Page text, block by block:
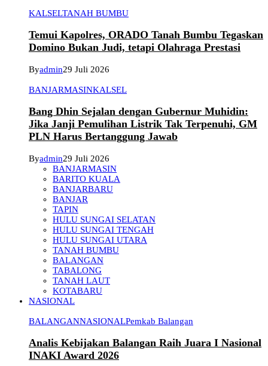
KALSELTANAH BUMBU
Temui Kapolres, ORADO Tanah Bumbu Tegaskan
Domino Bukan Judi, tetapi Olahraga Prestasi
Byadmin29 Juli 2026
BANJARMASINKALSEL
Bang Dhin Sejalan dengan Gubernur Muhidin:
Jika Janji Pemulihan Listrik Tak Terpenuhi, GM
PLN Harus Bertanggung Jawab
Byadmin29 Juli 2026
BANJARMASIN
BARITO KUALA
BANJARBARU
BANJAR
TAPIN
HULU SUNGAI SELATAN
HULU SUNGAI TENGAH
HULU SUNGAI UTARA
TANAH BUMBU
BALANGAN
TABALONG
TANAH LAUT
KOTABARU
NASIONAL
BALANGANNASIONALPemkab Balangan
Analis Kebijakan Balangan Raih Juara I Nasional
INAKI Award 2026